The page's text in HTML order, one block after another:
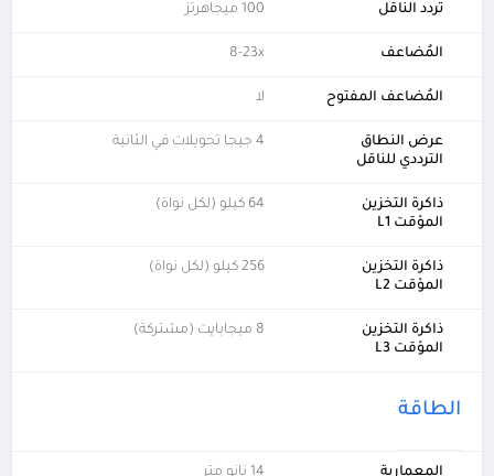
تردد الناقل 100 ميجاهرتز
المُضاعف 8-23x
المُضاعف المفتوح لا
عرض النطاق
الترددي للناقل
4 جيجا تحويلات في الثانية
ذاكرة التخزين
المؤقت L1
64 كيلو (لكل نواة)
ذاكرة التخزين
المؤقت L2
256 كيلو (لكل نواة)
ذاكرة التخزين
المؤقت L3
8 ميجابايت (مشتركة)
الطاقة
المعمارية 14 نانو متر